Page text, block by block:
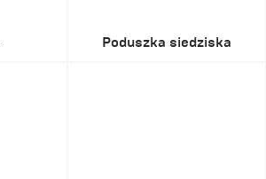
Poduszka siedziska